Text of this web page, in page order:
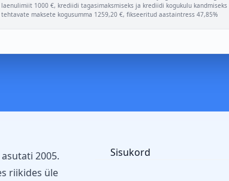
laenulimiit 1000 €, krediidi tagasimaksmiseks ja krediidi kogukulu kandmiseks
tehtavate maksete kogusumma 1259,20 €, fikseeritud aastaintress 47,85%
Sisukord
2005.
riikides üle